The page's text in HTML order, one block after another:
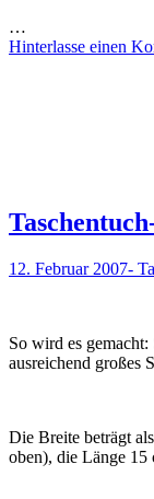
…
Hinterlasse einen
12. Februar 2007-
So wird es
ausreichend großes
Die Breite beträgt
oben), die Länge 15